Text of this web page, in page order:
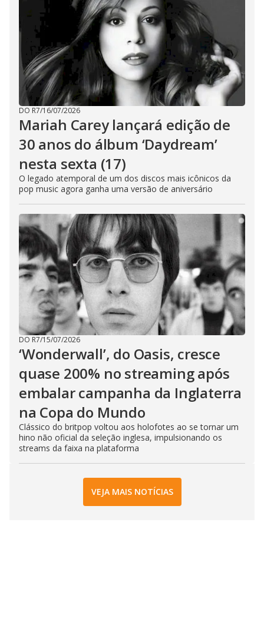
DO R7/16/07/2026
Mariah Carey lançará edição de
30 anos do álbum ‘Daydream’
nesta sexta (17)
O legado atemporal de um dos discos mais icônicos da
pop music agora ganha uma versão de aniversário
DO R7/15/07/2026
‘Wonderwall’, do Oasis, cresce
quase 200% no streaming após
embalar campanha da Inglaterra
na Copa do Mundo
Clássico do britpop voltou aos holofotes ao se tornar um
hino não oficial da seleção inglesa, impulsionando os
streams da faixa na plataforma
VEJA MAIS NOTÍCIAS